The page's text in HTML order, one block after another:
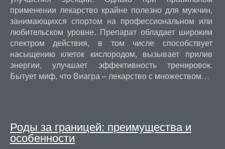
применении лекарство крайне полезно для мужчин,
занимающихся спортом на профессиональном или
любительском уровне. Препарат обладает широким
спектром действия, в том числе способствует
насыщению клеток кислородом, вызывает прилив
энергии, улучшает эффективность тренировок.
Бытует миф, что Виагра – лекарство с множеством…
Роды за границей: преимущества и
особенности